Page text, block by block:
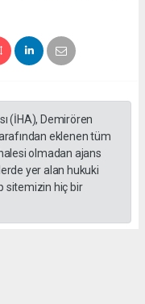
(İHA), Demirören
eklenen tüm
olmadan ajans
yer alan hukuki
sitemizin hiç bir